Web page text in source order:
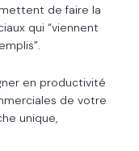
de faire la
qui “viennent
en productivité
de votre
unique,